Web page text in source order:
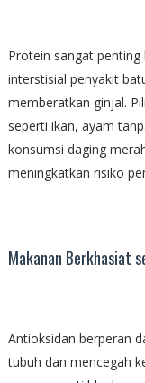
Protein sangat
interstisial penyakit
memberatkan ginjal.
seperti ikan, ayam
konsumsi daging
meningkatkan risiko
Makanan Berkhasiat
Antioksidan berperan
tubuh dan mencegah